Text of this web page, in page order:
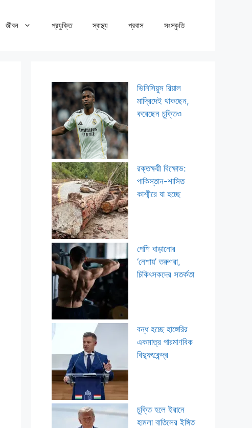
জীবন প্রযুক্তি স্বাস্থ্য প্রবাস সংস্কৃতি
ভিনিসিয়ুস রিয়াল
মাদ্রিদেই থাকছেন,
করেছেন চুক্তিও
রক্তক্ষয়ী বিক্ষোভ:
পাকিস্তান-শাসিত
কাশ্মীরে যা হচ্ছে
পেশি বাড়ানোর
‘নেশায়’ তরুণরা,
চিকিৎসকদের সতর্কতা
বন্ধ হচ্ছে হাঙ্গেরির
একমাত্র পারমাণবিক
বিদ্যুৎকেন্দ্র
চুক্তি হলে ইরানে
হামলা বাতিলের ইঙ্গিত